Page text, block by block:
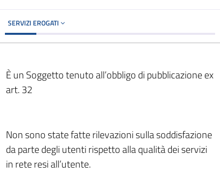
SERVIZI EROGATI
È un Soggetto tenuto all’obbligo di pubblicazione ex
art. 32
Non sono state fatte rilevazioni sulla soddisfazione
da parte degli utenti rispetto alla qualità dei servizi
in rete resi all’utente.